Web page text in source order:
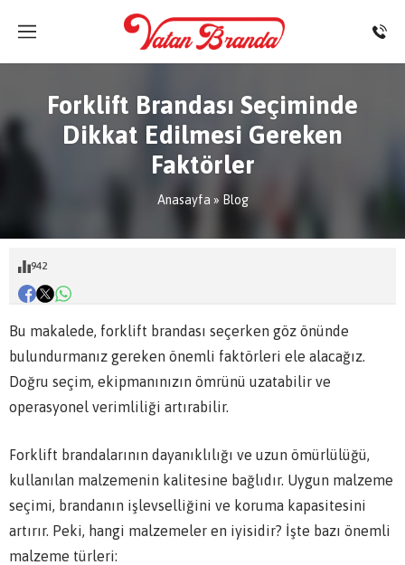
Forklift Brandası Seçiminde
Dikkat Edilmesi Gereken
Faktörler
Anasayfa » Blog
942
Bu makalede, forklift brandası seçerken göz önünde
bulundurmanız gereken önemli faktörleri ele alacağız.
Doğru seçim, ekipmanınızın ömrünü uzatabilir ve
operasyonel verimliliği artırabilir.
Forklift brandalarının dayanıklılığı ve uzun ömürlülüğü,
kullanılan malzemenin kalitesine bağlıdır. Uygun malzeme
seçimi, brandanın işlevselliğini ve koruma kapasitesini
artırır. Peki, hangi malzemeler en iyisidir? İşte bazı önemli
malzeme türleri: